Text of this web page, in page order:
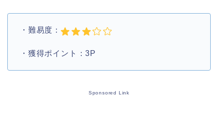
・難易度：
・獲得ポイント：3P
Sponsored Link